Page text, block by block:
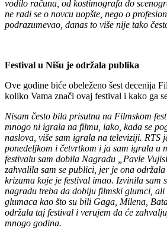
vodilo računa, od kostimografa do
ne radi se o novcu uopšte, nego o
podrazumevao, danas to više nije tako
Festival u Nišu je održala publika
Ove godine biće obeleženo šest decenija
koliko Vama znači ovaj festival i kako ga
Nisam često bila prisutna na Filmskom
mnogo ni igrala na filmu, iako, kada se
naslova, više sam igrala na televiziji. RTS
ponedeljkom i četvrtkom i ja sam igrala u
festivalu sam dobila Nagradu „Pavle
zahvalila sam se publici, jer je ona
krizama koje je festival imao. Izvinila sam
nagradu treba da dobiju filmski glumci, ali
glumaca kao što su bili Gaga, Milena,
održala taj festival i verujem da će
mnogo godina.